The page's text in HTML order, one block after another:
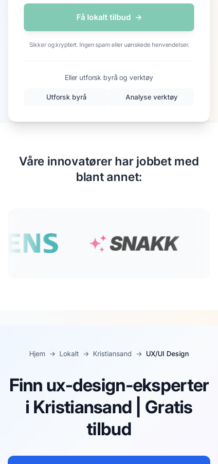
Få lokalt tilbud →
Sikker og kryptert. Ingen spam eller uønskede henvendelser.
Eller utforsk byrå og verktøy
Utforsk byrå Analyse verktøy
Våre innovatører har jobbet med
blant annet:
Hjem → Lokalt → Kristiansand → UX/UI Design
Finn ux-design-eksperter
i Kristiansand | Gratis
tilbud